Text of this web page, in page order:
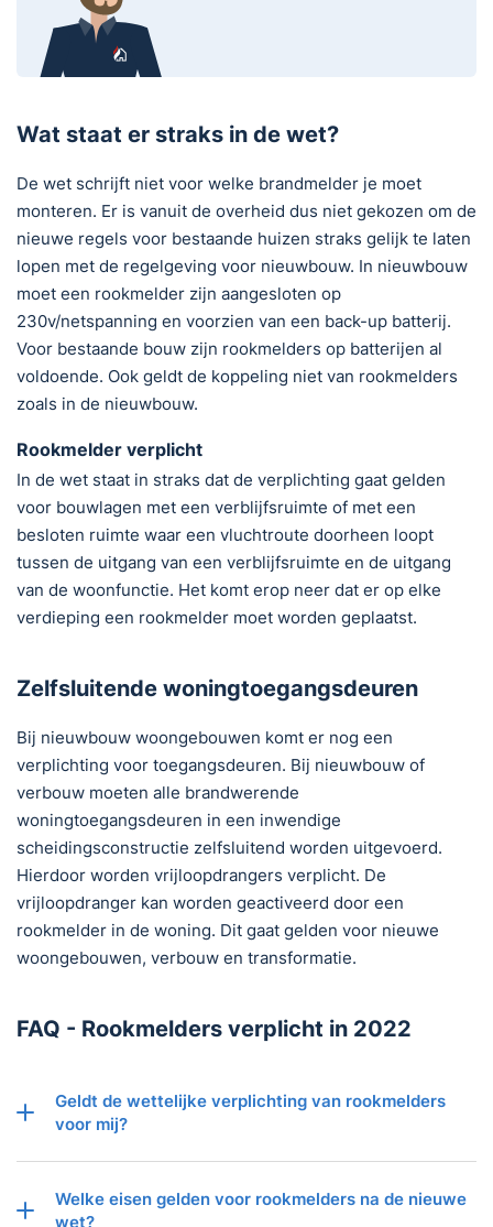
Wat staat er straks in de wet?
De wet schrijft niet voor welke brandmelder je moet
monteren. Er is vanuit de overheid dus niet gekozen om de
nieuwe regels voor bestaande huizen straks gelijk te laten
lopen met de regelgeving voor nieuwbouw. In nieuwbouw
moet een rookmelder zijn aangesloten op
230v/netspanning en voorzien van een back-up batterij.
Voor bestaande bouw zijn rookmelders op batterijen al
voldoende. Ook geldt de koppeling niet van rookmelders
zoals in de nieuwbouw.
Rookmelder verplicht
In de wet staat in straks dat de verplichting gaat gelden
voor bouwlagen met een verblijfsruimte of met een
besloten ruimte waar een vluchtroute doorheen loopt
tussen de uitgang van een verblijfsruimte en de uitgang
van de woonfunctie. Het komt erop neer dat er op elke
verdieping een rookmelder moet worden geplaatst.
Zelfsluitende woningtoegangsdeuren
Bij nieuwbouw woongebouwen komt er nog een
verplichting voor toegangsdeuren. Bij nieuwbouw of
verbouw moeten alle brandwerende
woningtoegangsdeuren in een inwendige
scheidingsconstructie zelfsluitend worden uitgevoerd.
Hierdoor worden vrijloopdrangers verplicht. De
vrijloopdranger kan worden geactiveerd door een
rookmelder in de woning. Dit gaat gelden voor nieuwe
woongebouwen, verbouw en transformatie.
FAQ - Rookmelders verplicht in 2022
Geldt de wettelijke verplichting van rookmelders
voor mij?
Welke eisen gelden voor rookmelders na de nieuwe
wet?